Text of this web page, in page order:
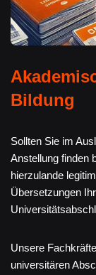
Bildung
Sollten Sie im
Anstellung finden
hierzulande
Übersetzungen
Unsere
universitären